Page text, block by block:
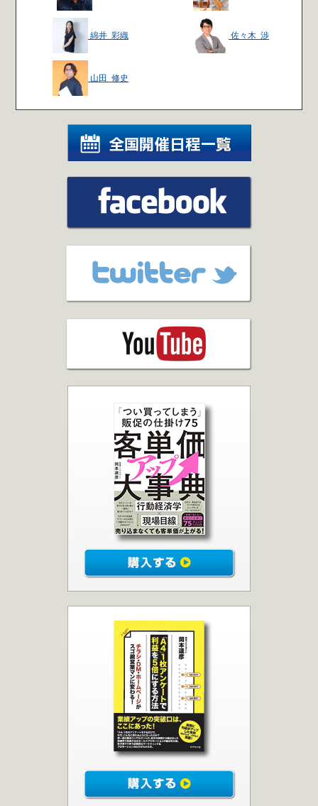
綿井 彩織 佐々木 渉
山田 修史